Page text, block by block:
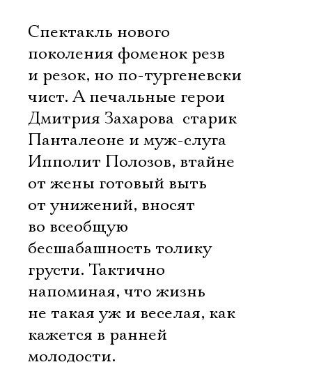
Спектакль нового
поколения фоменок резв
и резок, но по-тургеневски
чист. А печальные герои
Дмитрия Захарова  старик
Панталеоне и муж-слуга
Ипполит Полозов, втайне
от жены готовый выть
от унижений, вносят
во всеобщую
бесшабашность толику
грусти. Тактично
напоминая, что жизнь
не такая уж и веселая, как
кажется в ранней
молодости.